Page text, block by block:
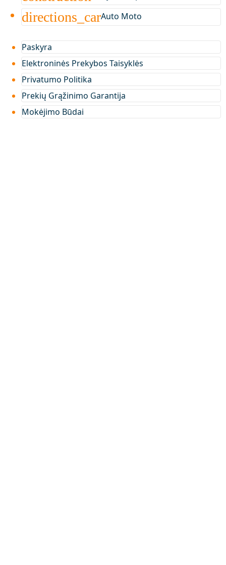
directions_carAuto Moto
Paskyra
Elektroninės Prekybos Taisyklės
Privatumo Politika
Prekių Grąžinimo Garantija
Mokėjimo Būdai